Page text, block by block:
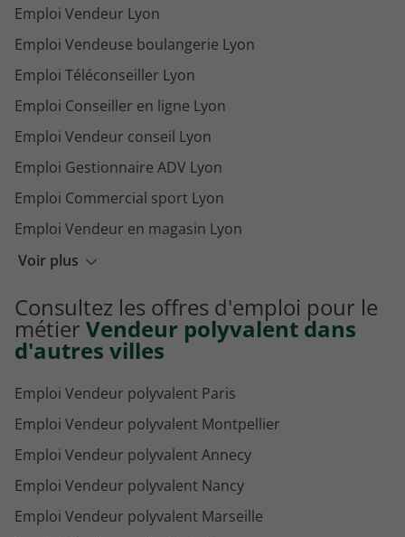
Voir plus
Emploi Vendeur Lyon
Emploi Vendeuse boulangerie Lyon
Emploi Téléconseiller Lyon
Emploi Conseiller en ligne Lyon
Emploi Vendeur conseil Lyon
Emploi Gestionnaire ADV Lyon
Emploi Commercial sport Lyon
Emploi Vendeur en magasin Lyon
Emploi Vendeur pêche Lyon
Emploi Conseiller clientèle à distance Lyon
Consultez les offres d'emploi pour le
métierVendeur polyvalent dans
d'autres villes
Emploi Vendeur polyvalent Paris
Emploi Vendeur polyvalent Montpellier
Emploi Vendeur polyvalent Annecy
Emploi Vendeur polyvalent Nancy
Emploi Vendeur polyvalent Marseille